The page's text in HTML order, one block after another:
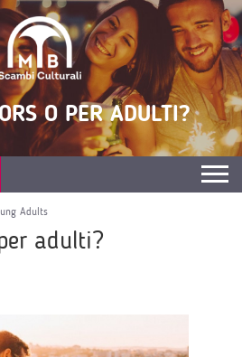
O PER ADULTI?
Adults
adulti?